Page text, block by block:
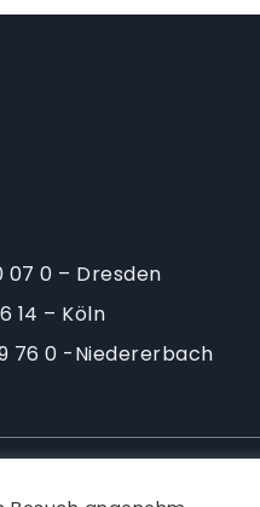
07 0 – Dresden
14 – Köln
76 0 -Niedererbach
| Karriere Impressum